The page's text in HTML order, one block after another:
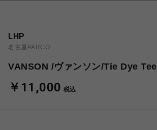
LHP
名古屋PARCO
VANSON /ヴァンソン/Tie Dye Tee
￥11,000 税込